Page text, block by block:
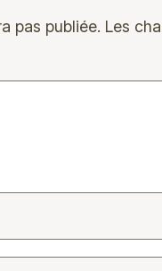
pas publiée. Les